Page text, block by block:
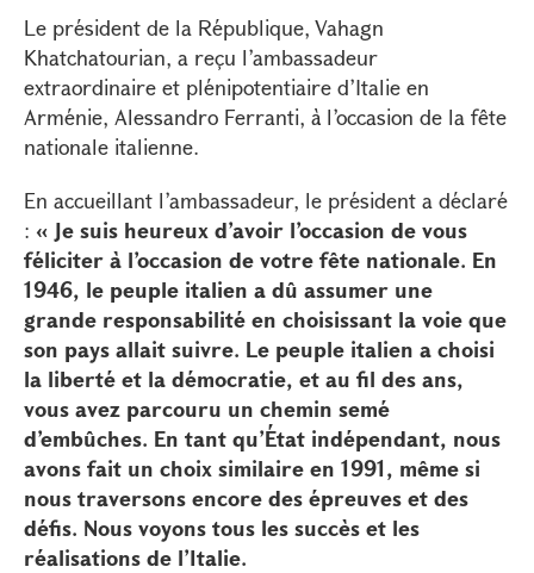
Le président de la République, Vahagn
Khatchatourian, a reçu l’ambassadeur
extraordinaire et plénipotentiaire d’Italie en
Arménie, Alessandro Ferranti, à l’occasion de la fête
nationale italienne.
En accueillant l’ambassadeur, le président a déclaré
: « Je suis heureux d’avoir l’occasion de vous
féliciter à l’occasion de votre fête nationale. En
1946, le peuple italien a dû assumer une
grande responsabilité en choisissant la voie que
son pays allait suivre. Le peuple italien a choisi
la liberté et la démocratie, et au fil des ans,
vous avez parcouru un chemin semé
d’embûches. En tant qu’État indépendant, nous
avons fait un choix similaire en 1991, même si
nous traversons encore des épreuves et des
défis. Nous voyons tous les succès et les
réalisations de l’Italie.